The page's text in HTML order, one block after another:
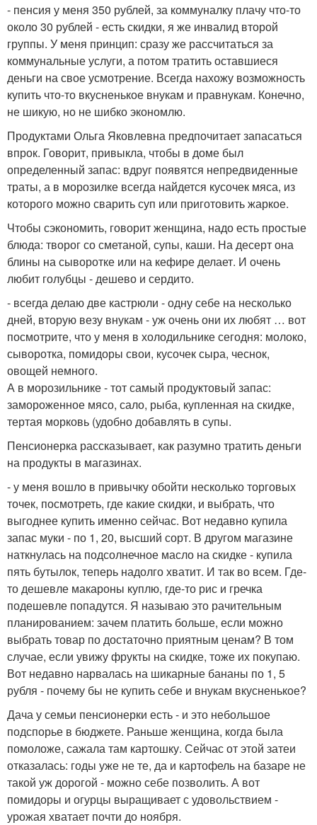
- пенсия у меня 350 рублей, за коммуналку плачу что-то
около 30 рублей - есть скидки, я же инвалид второй
группы. У меня принцип: сразу же рассчитаться за
коммунальные услуги, а потом тратить оставшиеся
деньги на свое усмотрение. Всегда нахожу возможность
купить что-то вкусненькое внукам и правнукам. Конечно,
не шикую, но не шибко экономлю.
Продуктами Ольга Яковлевна предпочитает запасаться
впрок. Говорит, привыкла, чтобы в доме был
определенный запас: вдруг появятся непредвиденные
траты, а в морозилке всегда найдется кусочек мяса, из
которого можно сварить суп или приготовить жаркое.
Чтобы сэкономить, говорит женщина, надо есть простые
блюда: творог со сметаной, супы, каши. На десерт она
блины на сыворотке или на кефире делает. И очень
любит голубцы - дешево и сердито.
- всегда делаю две кастрюли - одну себе на несколько
дней, вторую везу внукам - уж очень они их любят … вот
посмотрите, что у меня в холодильнике сегодня: молоко,
сыворотка, помидоры свои, кусочек сыра, чеснок,
овощей немного.
А в морозильнике - тот самый продуктовый запас:
замороженное мясо, сало, рыба, купленная на скидке,
тертая морковь (удобно добавлять в супы.
Пенсионерка рассказывает, как разумно тратить деньги
на продукты в магазинах.
- у меня вошло в привычку обойти несколько торговых
точек, посмотреть, где какие скидки, и выбрать, что
выгоднее купить именно сейчас. Вот недавно купила
запас муки - по 1, 20, высший сорт. В другом магазине
наткнулась на подсолнечное масло на скидке - купила
пять бутылок, теперь надолго хватит. И так во всем. Где-
то дешевле макароны куплю, где-то рис и гречка
подешевле попадутся. Я называю это рачительным
планированием: зачем платить больше, если можно
выбрать товар по достаточно приятным ценам? В том
случае, если увижу фрукты на скидке, тоже их покупаю.
Вот недавно нарвалась на шикарные бананы по 1, 5
рубля - почему бы не купить себе и внукам вкусненькое?
Дача у семьи пенсионерки есть - и это небольшое
подспорье в бюджете. Раньше женщина, когда была
помоложе, сажала там картошку. Сейчас от этой затеи
отказалась: годы уже не те, да и картофель на базаре не
такой уж дорогой - можно себе позволить. А вот
помидоры и огурцы выращивает с удовольствием -
урожая хватает почти до ноября.